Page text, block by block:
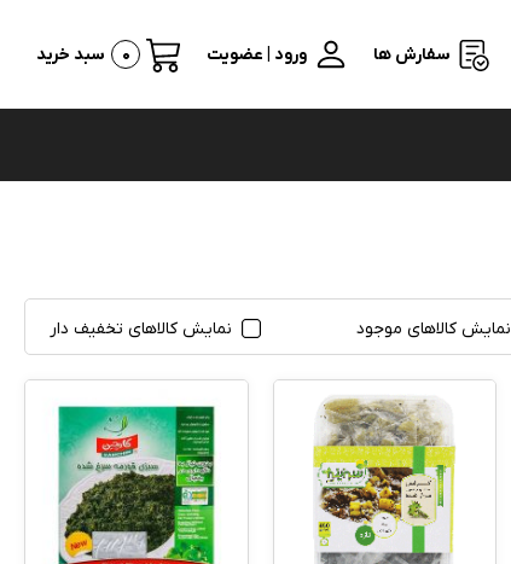
سفارش ها ورود | عضویت 0 سبد خرید
نمایش کالاهای موجود نمایش کالاهای تخفیف دار